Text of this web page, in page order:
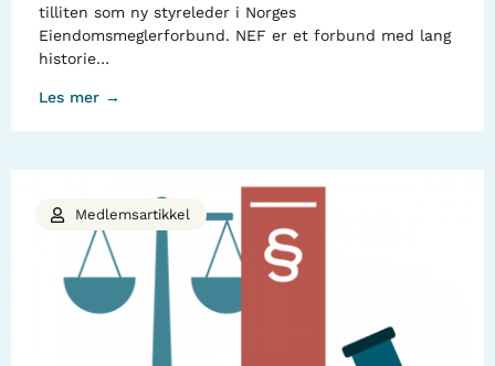
tilliten som ny styreleder i Norges
Eiendomsmeglerforbund. NEF er et forbund med lang
historie…
Les mer →
Medlemsartikkel